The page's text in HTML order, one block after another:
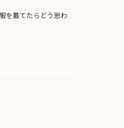
を着てたらどう思わ